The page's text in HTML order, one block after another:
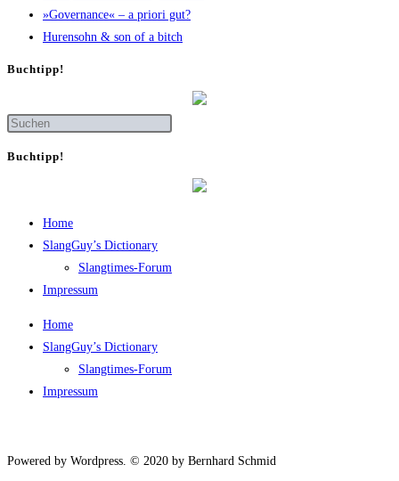
»Gover­nan­ce« – a prio­ri gut?
Huren­sohn & son of a bitch
Buch­tipp!
Buch­tipp!
Home
SlangGuy’s Dic­tion­a­ry
Slang­times-Forum
Impres­sum
Home
SlangGuy’s Dic­tion­a­ry
Slang­times-Forum
Impres­sum
Powered by Wordpress. © 2020 by Bernhard Schmid